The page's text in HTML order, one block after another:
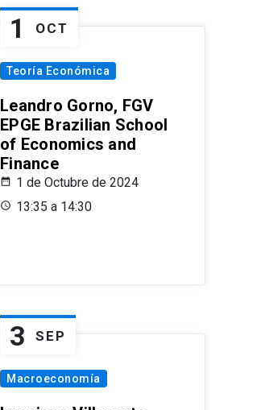
1 OCT
Teoría Económica
Leandro Gorno, FGV
EPGE Brazilian School
of Economics and
Finance
1 de Octubre de 2024
13:35 a 14:30
3 SEP
Macroeconomía